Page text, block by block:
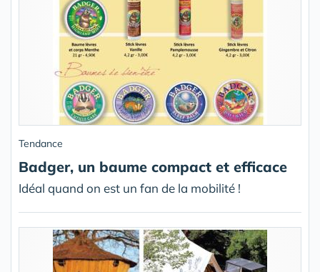
Tendance
Badger, un baume compact et efficace
Idéal quand on est un fan de la mobilité !